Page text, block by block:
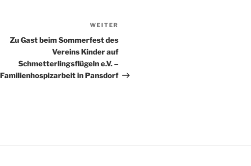
Beitrag
WEITER
Zu Gast beim Sommerfest des
Vereins Kinder auf
Schmetterlingsflügeln e.V. –
Familienhospizarbeit in Pansdorf